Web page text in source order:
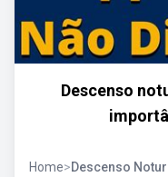
Descenso
Home>Descenso